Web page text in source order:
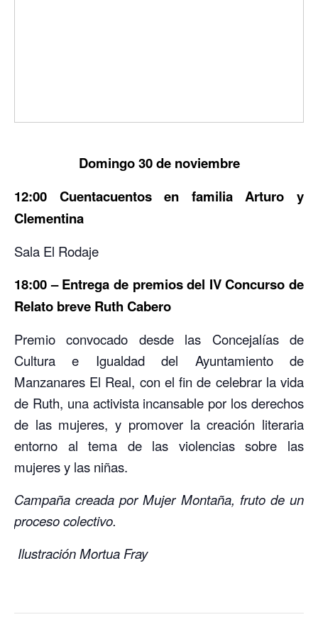
Domingo 30 de noviembre
12:00 Cuentacuentos en familia Arturo y
Clementina
Sala El Rodaje
18:00 – Entrega de premios del IV Concurso de
Relato breve Ruth Cabero
Premio convocado desde las Concejalías de
Cultura e Igualdad del Ayuntamiento de
Manzanares El Real, con el fin de celebrar la vida
de Ruth, una activista incansable por los derechos
de las mujeres, y promover la creación literaria
entorno al tema de las violencias sobre las
mujeres y las niñas.
Campaña creada por Mujer Montaña, fruto de un
proceso colectivo.
Ilustración Mortua Fray